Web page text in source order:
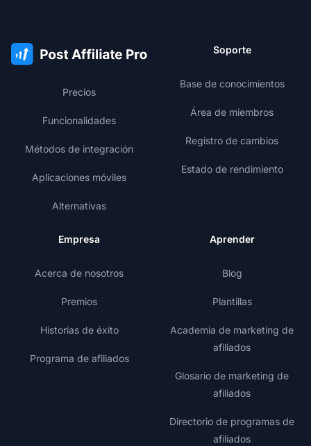
Precios
Funcionalidades
Métodos de integración
Aplicaciones móviles
Alternativas
Soporte
Base de conocimientos
Área de miembros
Registro de cambios
Estado de rendimiento
Empresa
Acerca de nosotros
Premios
Historias de éxito
Programa de afiliados
Aprender
Blog
Plantillas
Academia de marketing de
afiliados
Glosario de marketing de
afiliados
Directorio de programas de
afiliados